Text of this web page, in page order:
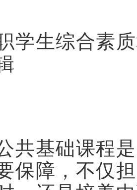
学生综合素
共基础课程
保障，不仅